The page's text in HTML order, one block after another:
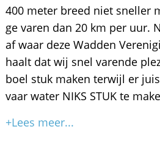
400 meter breed niet sneller
ge varen dan 20 km per uur.
af waar deze Wadden
haalt dat wij snel varende
boel stuk maken terwijl er
vaar water NIKS STUK te
+Lees meer...